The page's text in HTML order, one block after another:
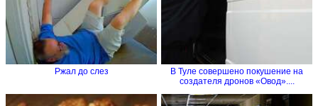
Ржал до слез
В Туле совершено покушение на
создателя дронов «Овод»....